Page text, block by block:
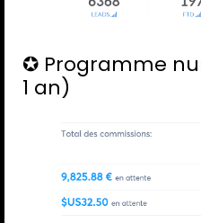
✪ Programme
1 an)